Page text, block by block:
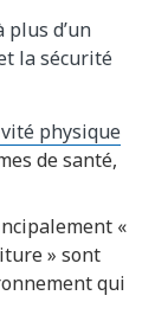
d’un
la sécurité
physique
de santé,
«
» sont
qui